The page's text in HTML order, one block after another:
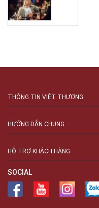
THÔNG TIN VIỆT THƯƠNG
HƯỚNG DẪN CHUNG
HỖ TRỢ KHÁCH HÀNG
SOCIAL